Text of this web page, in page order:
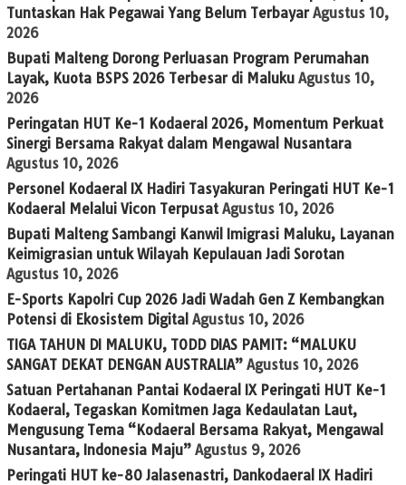
Tuntaskan Hak Pegawai Yang Belum Terbayar Agustus 10,
2026
Bupati Malteng Dorong Perluasan Program Perumahan
Layak, Kuota BSPS 2026 Terbesar di Maluku Agustus 10,
2026
Peringatan HUT Ke-1 Kodaeral 2026, Momentum Perkuat
Sinergi Bersama Rakyat dalam Mengawal Nusantara
Agustus 10, 2026
Personel Kodaeral IX Hadiri Tasyakuran Peringati HUT Ke-1
Kodaeral Melalui Vicon Terpusat Agustus 10, 2026
Bupati Malteng Sambangi Kanwil Imigrasi Maluku, Layanan
Keimigrasian untuk Wilayah Kepulauan Jadi Sorotan
Agustus 10, 2026
E-Sports Kapolri Cup 2026 Jadi Wadah Gen Z Kembangkan
Potensi di Ekosistem Digital Agustus 10, 2026
TIGA TAHUN DI MALUKU, TODD DIAS PAMIT: “MALUKU
SANGAT DEKAT DENGAN AUSTRALIA” Agustus 10, 2026
Satuan Pertahanan Pantai Kodaeral IX Peringati HUT Ke-1
Kodaeral, Tegaskan Komitmen Jaga Kedaulatan Laut,
Mengusung Tema “Kodaeral Bersama Rakyat, Mengawal
Nusantara, Indonesia Maju” Agustus 9, 2026
Peringati HUT ke-80 Jalasenastri, Dankodaeral IX Hadiri